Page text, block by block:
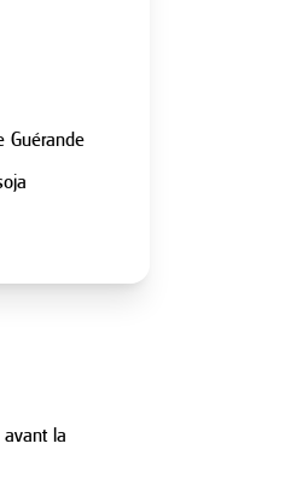
Guérande
la